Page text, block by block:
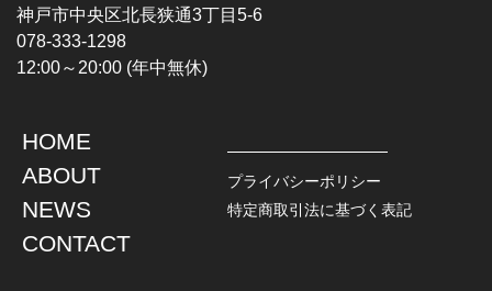
PROGLESSIVE ROCK
POPS
SOUL / R&B
CHAMPION
TOPS
L / S SHIRT
S / S SHIRT
HAWAIIAN SHIRT
JACKET
DENIM
LEATHER
神戸市中央区北長狭通3丁目5-6
078-333-1298
12:00～20:00 (年中無休)
HOME
ABOUT
NEWS
CONTACT
プライバシーポリシー
特定商取引法に基づく表記